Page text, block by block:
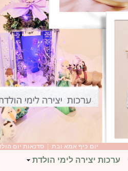
יום כיף אמא ובת |סדנאות יום הולדת 40 לנשים
ערכות יצירה לימי הולדת